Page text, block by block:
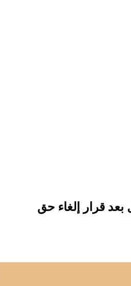
بعد قرار إلغاء حق